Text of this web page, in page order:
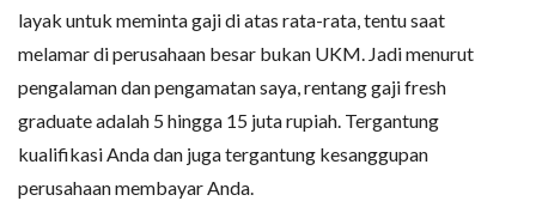
layak untuk meminta gaji di atas rata-rata, tentu saat
melamar di perusahaan besar bukan UKM. Jadi menurut
pengalaman dan pengamatan saya, rentang gaji fresh
graduate adalah 5 hingga 15 juta rupiah. Tergantung
kualifikasi Anda dan juga tergantung kesanggupan
perusahaan membayar Anda.